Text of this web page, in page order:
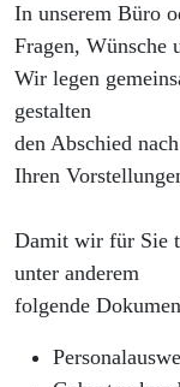
In unserem Büro
Fragen, Wünsche
Wir legen
gestalten
den Abschied
Ihren
Damit wir für Sie
unter anderem
folgende